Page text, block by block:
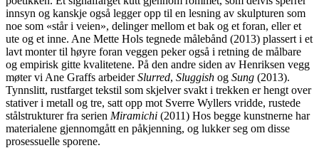
innsyn og kanskje også legger opp til en lesning av skulpturen som
noe som «står i veien», delinger mellom et bak og et foran, eller et
ute og et inne. Ane Mette Hols tegnede målebånd (2013) plassert i et
lavt monter til høyre foran veggen peker også i retning de målbare
og empirisk gitte kvalitetene. På den andre siden av Henriksen vegg
møter vi Ane Graffs arbeiderSlurred, Sluggish og Sung (2013).
Tynnslitt, rustfarget tekstil som skjelver svakt i trekken er hengt over
stativer i metall og tre, satt opp mot Sverre Wyllers vridde, rustede
stålstrukturer fra serien Miramichi (2011) Hos begge kunstnerne har
materialene gjennomgått en påkjenning, og lukker seg om disse
prosessuelle sporene.